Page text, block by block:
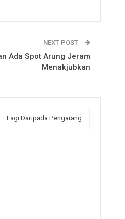
NEXT POST
Ada Spot Arung Jeram
Menakjubkan
Lagi Daripada Pengarang